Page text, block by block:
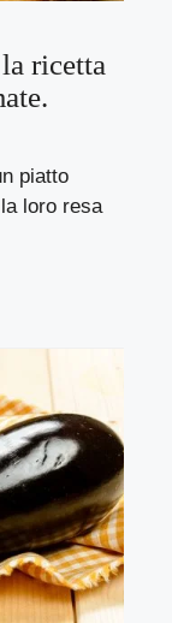
ricetta
piatto
loro resa